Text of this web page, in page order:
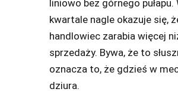
liniowo bez górnego pułapu.
kwartale nagle okazuje się,
handlowiec zarabia więcej
sprzedaży. Bywa, że to
oznacza to, że gdzieś w
dziura.